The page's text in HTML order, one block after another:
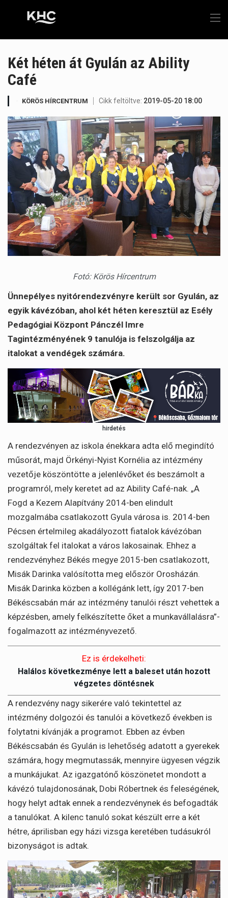
Két héten át Gyulán az Ability
Café
KÖRÖS HÍRCENTRUM Cikk feltöltve: 2019-05-20 18:00
Fotó: Körös Hírcentrum
Ünnepélyes nyitórendezvényre került sor Gyulán, az
egyik kávézóban, ahol két héten keresztül az Esély
Pedagógiai Központ Pánczél Imre
Tagintézményének 9 tanulója is felszolgálja az
italokat a vendégek számára.
hirdetés
A rendezvényen az iskola énekkara adta elő megindító
műsorát, majd Örkényi-Nyist Kornélia az intézmény
vezetője köszöntötte a jelenlévőket és beszámolt a
programról, mely keretet ad az Ability Café-nak. „A
Fogd a Kezem Alapítvány 2014-ben elindult
mozgalmába csatlakozott Gyula városa is. 2014-ben
Pécsen értelmileg akadályozott fiatalok kávézóban
szolgáltak fel italokat a város lakosainak. Ehhez a
rendezvényhez Békés megye 2015-ben csatlakozott,
Misák Darinka valósította meg először Orosházán.
Misák Darinka közben a kollégánk lett, így 2017-ben
Békéscsabán már az intézmény tanulói részt vehettek a
képzésben, amely felkészítette őket a munkavállalásra”-
fogalmazott az intézményvezető.
Ez is érdekelheti:
Halálos következménye lett a baleset után hozott
végzetes döntésnek
A rendezvény nagy sikerére való tekintettel az
intézmény dolgozói és tanulói a következő években is
folytatni kívánják a programot. Ebben az évben
Békéscsabán és Gyulán is lehetőség adatott a gyerekek
számára, hogy megmutassák, mennyire ügyesen végzik
a munkájukat. Az igazgatónő köszönetet mondott a
kávézó tulajdonosának, Dobi Róbertnek és feleségének,
hogy helyt adtak ennek a rendezvénynek és befogadták
a tanulókat. A kilenc tanuló sokat készült erre a két
hétre, áprilisban egy házi vizsga keretében tudásukról
bizonyságot is adtak.